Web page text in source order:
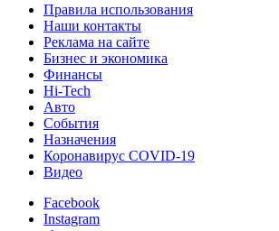
Правила использования
Наши контакты
Реклама на сайте
Бизнес и экономика
Финансы
Hi-Tech
Авто
События
Назначения
Коронавирус COVID-19
Видео
Facebook
Instagram